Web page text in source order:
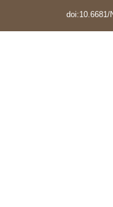
doi:10.6681/